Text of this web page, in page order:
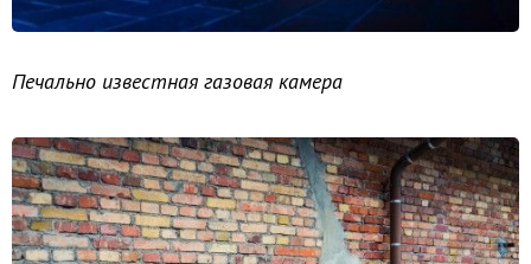
Печально известная газовая камера